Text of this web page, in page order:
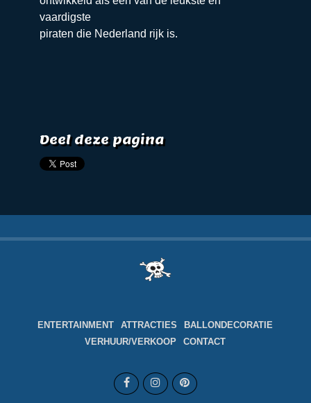
vaardigste
piraten die Nederland rijk is.
Deel deze pagina
ENTERTAINMENT ATTRACTIES
BALLONDECORATIE
VERHUUR/VERKOOP
CONTACT